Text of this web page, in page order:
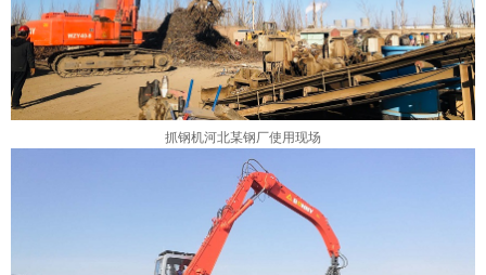
抓钢机河北某钢厂使用现场